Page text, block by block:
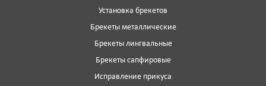
Установка брекетов
Брекеты металлические
Брекеты лингвальные
Брекеты сапфировые
Исправление прикуса